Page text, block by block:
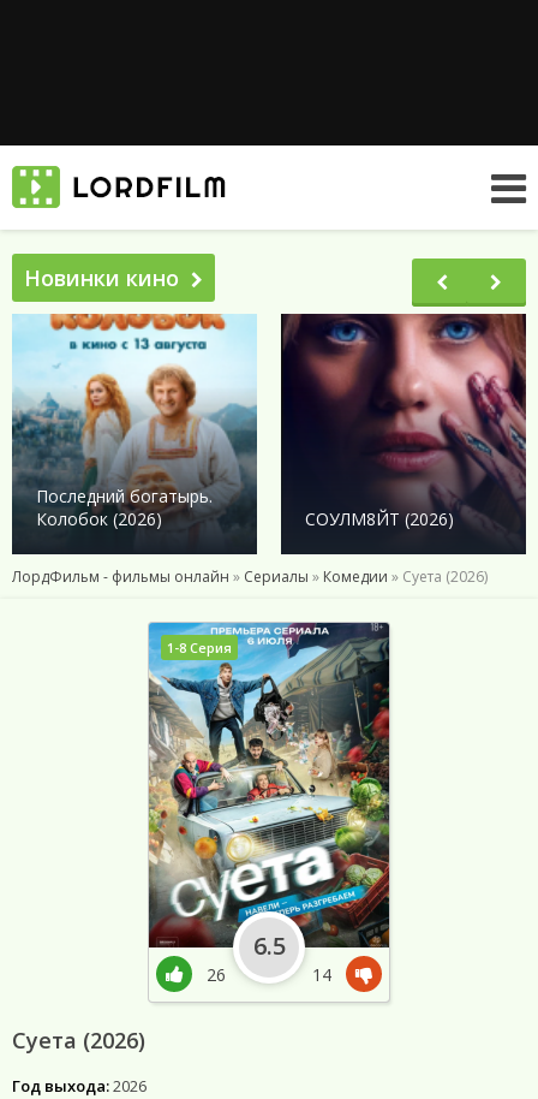
Новинки кино
Последний богатырь.
Колобок (2026)
СОУЛМ8ЙТ (2026)
ЛордФильм - фильмы онлайн » Сериалы » Комедии » Суета (2026)
Суета (2026)
Год выхода:2026
1-8 Серия
26
6.5
14